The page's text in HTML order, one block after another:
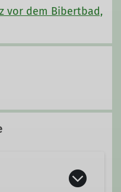
vor dem Bibertbad,